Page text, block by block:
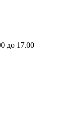
до 17.00